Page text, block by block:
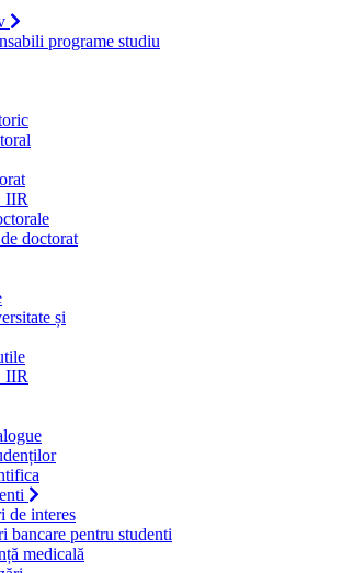
programe studiu
IIR
doctorat
și
IIR
de interes
bancare pentru studenti
medicală